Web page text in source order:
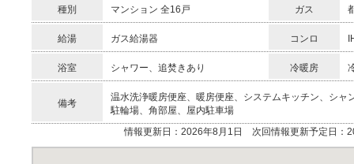
種別 マンション 全16戸 ガス
給湯 ガス給湯器 コンロ
浴室 シャワー、追焚きあり 冷暖房
備考
温水洗浄暖房便座、暖房便座、システムキッチン、シャ
駐輪場、角部屋、屋内駐車場
情報更新日：2026年8月1日 次回情報更新予定日：